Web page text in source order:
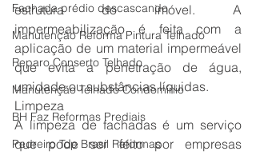
Fachada prédio descascando
Manutenção Reforma Pintura Telhado
Reparo Conserto Telhado
Manutenção Telhado Condomínio
BH Faz Reformas Prediais
Pedreiro Top Brasil Reformas
estrutura do imóvel. A
impermeabilização é feita com a
aplicação de um material impermeável
que evita a penetração de água,
umidade ou substâncias líquidas.
Limpeza
A limpeza de fachadas é um serviço
que pode ser feito por empresas